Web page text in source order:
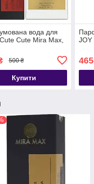
вода для
Cute Mira Max,
500 ₴
Купити
465